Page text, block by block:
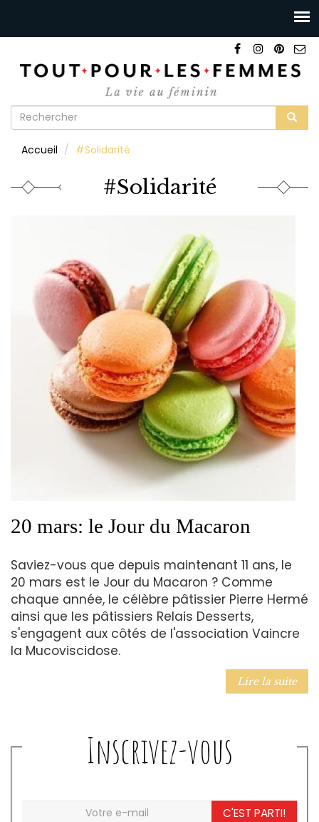
Formulaire
recherche
Accueil #Solidarité
#Solidarité
20 mars: le Jour du Macaron
Saviez-vous que depuis maintenant 11 ans, le
20 mars est le Jour du Macaron ? Comme
chaque année, le célèbre pâtissier Pierre Hermé
ainsi que les pâtissiers Relais Desserts,
s'engagent aux côtés de l'association Vaincre
la Mucoviscidose.
Lire la suite
Inscrivez-vous
C'EST PARTI!